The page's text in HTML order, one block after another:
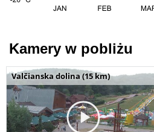
Kamery w pobliżu
Valčianska dolina (15 km)